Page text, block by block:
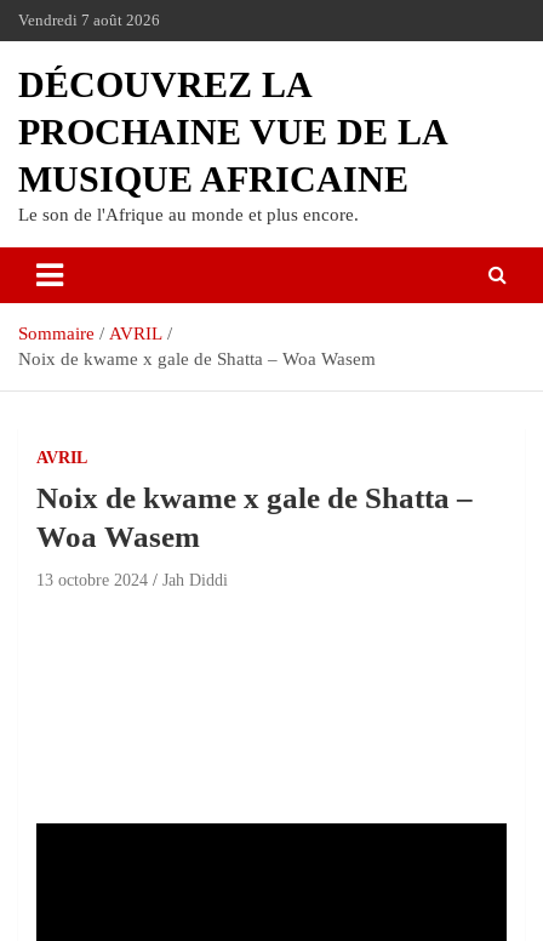
Vendredi 7 août 2026
DÉCOUVREZ LA
PROCHAINE VUE DE LA
MUSIQUE AFRICAINE
Le son de l'Afrique au monde et plus encore.
Sommaire
AVRIL
Noix de kwame x gale de Shatta – Woa Wasem
AVRIL
Noix de kwame x gale de Shatta –
Woa Wasem
13 octobre 2024 Jah Diddi